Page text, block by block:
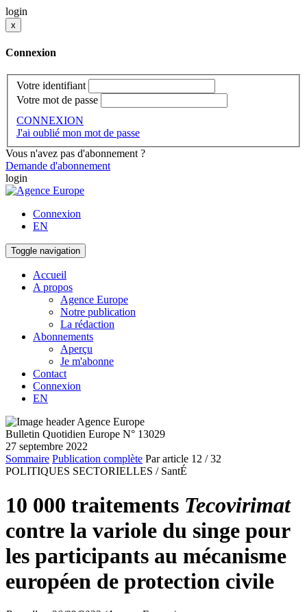
login
x
Connexion
Votre identifiant
Votre mot de passe
CONNEXION
J'ai oublié mon mot de passe
Vous n'avez pas d'abonnement ?
Demande d'abonnement
login
Connexion
EN
Toggle navigation
Accueil
A propos
Agence Europe
Notre publication
La rédaction
Abonnements
Aperçu
Je m'abonne
Contact
Connexion
EN
Bulletin Quotidien Europe N° 13029
27 septembre 2022
Sommaire Publication complète Par article 12 / 32
POLITIQUES SECTORIELLES / SantÉ
10 000 traitements Tecovirimat
contre la variole du singe pour
les participants au mécanisme
européen de protection civile